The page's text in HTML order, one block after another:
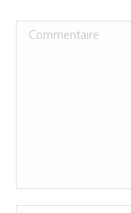
Commentaire